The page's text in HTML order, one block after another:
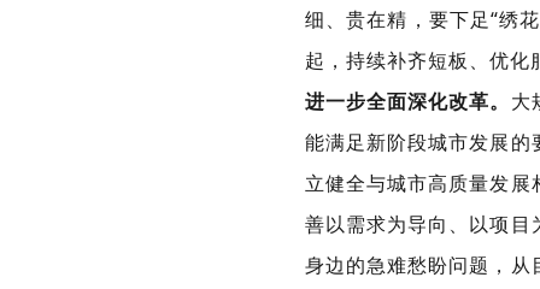
细、贵在精，要下足“绣
起，持续补齐短板、优
进一步全面深化改革。 大
能满足新阶段城市发展
立健全与城市高质量发
善以需求为导向、以项
身边的急难愁盼问题，